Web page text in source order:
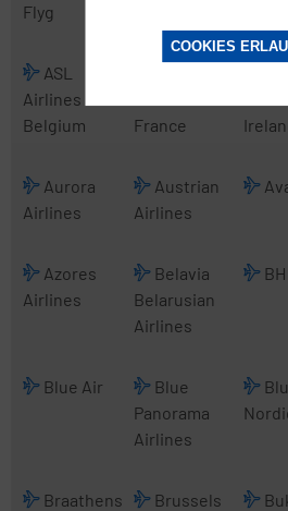
Flyg
ASL
Airlines
Belgium
France
Aurora
Airlines
Austrian
Airlines
Azores
Airlines
Belavia
Belarusian
Airlines
Blue Air
Blue
Panorama
Airlines
Braathens
Brussels
COOKIES